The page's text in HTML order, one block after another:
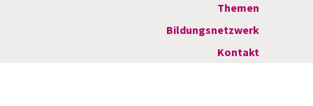
Themen
Bildungsnetzwerk
Kontakt